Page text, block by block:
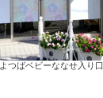
よつばベビーななせ入り口